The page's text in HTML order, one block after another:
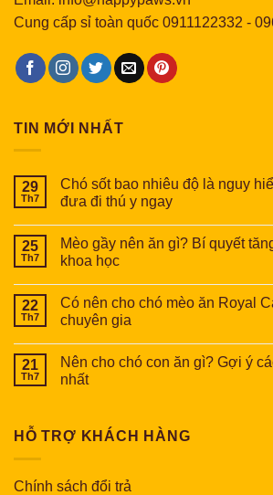
Cung cấp sỉ toàn quốc 0911122332 -
TIN MỚI NHẤT
29
Th7
Chó sốt bao nhiêu độ là nguy
đưa đi thú y ngay
25
Th7
Mèo gầy nên ăn gì? Bí quyết
khoa học
22
Th7
Có nên cho chó mèo ăn Royal
chuyên gia
21
Th7
Nên cho chó con ăn gì? Gợi ý
nhất
HỖ TRỢ KHÁCH HÀNG
Chính sách đổi trả